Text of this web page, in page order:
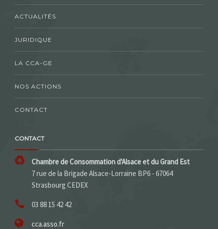
ACTUALITÉS
JURIDIQUE
LA CCA-GE
NOS ACTIONS
CONTACT
CONTACT
Chambre de Consommation d'Alsace et du Grand Est
7 rue de la Brigade Alsace-Lorraine BP6 - 67064
Strasbourg CEDEX
03 88 15 42 42
cca.asso.fr